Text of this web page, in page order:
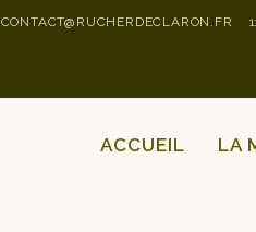
CONTACT@RUCHERDECLARON.FR
ACCUEIL LA